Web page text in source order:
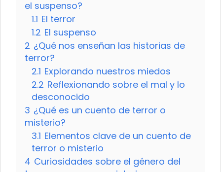
el suspenso?
1.1 El terror
1.2 El suspenso
2 ¿Qué nos enseñan las historias de
terror?
2.1 Explorando nuestros miedos
2.2 Reflexionando sobre el mal y lo
desconocido
3 ¿Qué es un cuento de terror o
misterio?
3.1 Elementos clave de un cuento de
terror o misterio
4 Curiosidades sobre el género del